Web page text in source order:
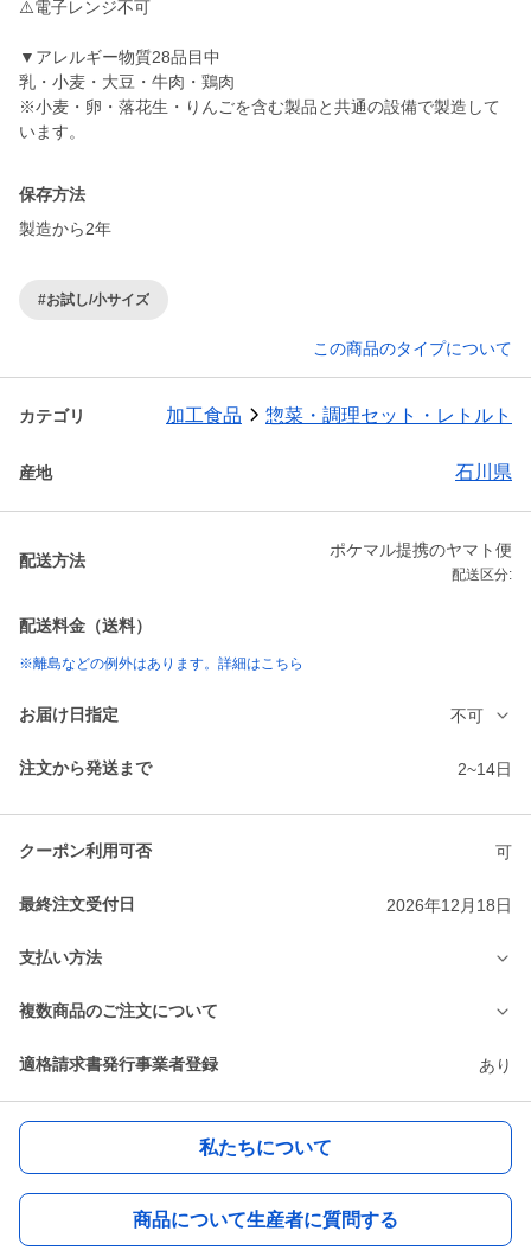
⚠️電子レンジ不可
▼アレルギー物質28品目中
乳・小麦・大豆・牛肉・鶏肉
※小麦・卵・落花生・りんごを含む製品と共通の設備で製造して
います。
保存方法
製造から2年
#お試し/小サイズ
この商品のタイプについて
カテゴリ 加工食品 惣菜・調理セット・レトルト
産地 石川県
配送方法
ポケマル提携のヤマト便
配送区分:
配送料金（送料）
※離島などの例外はあります。詳細はこちら
お届け日指定 不可
注文から発送まで 2~14日
クーポン利用可否 可
最終注文受付日 2026年12月18日
支払い方法
複数商品のご注文について
適格請求書発行事業者登録 あり
私たちについて
商品について生産者に質問する